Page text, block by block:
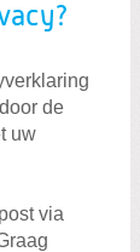
de
uw
via